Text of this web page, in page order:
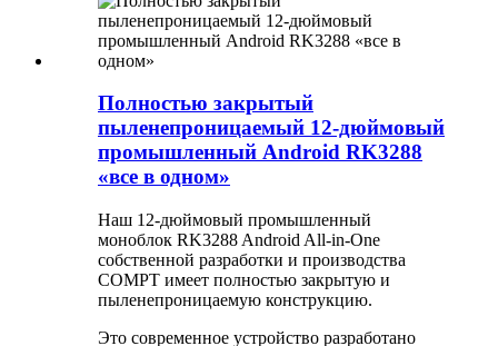
Полностью закрытый
пыленепроницаемый 12-дюймовый
промышленный Android RK3288
«все в одном»
Наш 12-дюймовый промышленный
моноблок RK3288 Android All-in-One
собственной разработки и производства
COMPT имеет полностью закрытую и
пыленепроницаемую конструкцию.
Это современное устройство разработано